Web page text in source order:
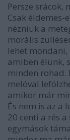
Persze srácok,
Csak éldemes-
nézniük a
morális
lehet
amiben élünk,
minden rohad.
melóval
amikor már
És nem is az
20 centi a rés
egymások